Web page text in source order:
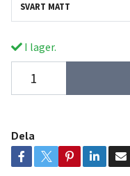
SVART MATT
I lager.
Dela